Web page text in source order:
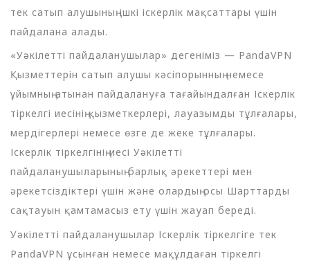
тек сатып алушының ішкі іскерлік мақсаттары үшін
пайдалана алады.
«Уәкілетті пайдаланушылар» дегеніміз — PandaVPN
Қызметтерін сатып алушы кәсіпорынның немесе
ұйымның атынан пайдалануға тағайындалған Іскерлік
тіркелгі иесінің қызметкерлері, лауазымды тұлғалары,
мердігерлері немесе өзге де жеке тұлғалары.
Іскерлік тіркелгінің иесі Уәкілетті
пайдаланушыларының барлық әрекеттері мен
әрекетсіздіктері үшін және олардың осы Шарттарды
сақтауын қамтамасыз ету үшін жауап береді.
Уәкілетті пайдаланушылар Іскерлік тіркелгіге тек
PandaVPN ұсынған немесе мақұлдаған тіркелгі